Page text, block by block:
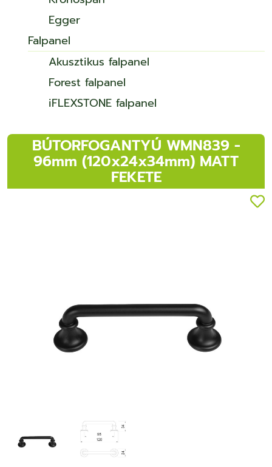
Egger
Falpanel
Akusztikus falpanel
Forest falpanel
iFLEXSTONE falpanel
BÚTORFOGANTYÚ WMN839 -
96mm (120x24x34mm) MATT
FEKETE